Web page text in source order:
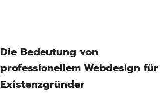
Die Bedeutung von
professionellem Webdesign für
Existenzgründer